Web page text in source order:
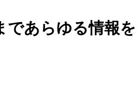
であらゆる情報を